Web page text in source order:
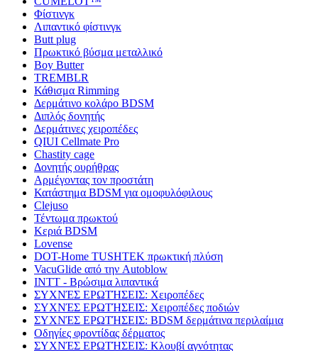
Φίστινγκ
Λιπαντικό φίστινγκ
Butt plug
Πρωκτικό βύσμα μεταλλικό
Boy Butter
TREMBLR
Κάθισμα Rimming
Δερμάτινο κολάρο BDSM
Διπλός δονητής
Δερμάτινες χειροπέδες
QIUI Cellmate Pro
Chastity cage
Δονητής ουρήθρας
Αρμέγοντας τον προστάτη
Κατάστημα BDSM για ομοφυλόφιλους
Clejuso
Τέντωμα πρωκτού
Κεριά BDSM
Lovense
DOT-Home TUSHTEK πρωκτική πλύση
VacuGlide από την Autoblow
INTT - Βρώσιμα λιπαντικά
ΣΥΧΝΈΣ ΕΡΩΤΉΣΕΙΣ: Χειροπέδες
ΣΥΧΝΈΣ ΕΡΩΤΉΣΕΙΣ: Χειροπέδες ποδιών
ΣΥΧΝΈΣ ΕΡΩΤΉΣΕΙΣ: BDSM δερμάτινα περιλαίμια
Οδηγίες φροντίδας δέρματος
ΣΥΧΝΈΣ ΕΡΩΤΉΣΕΙΣ: Κλουβί αγνότητας